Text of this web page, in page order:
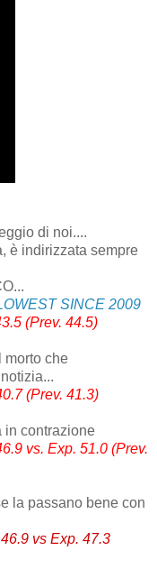
di noi....
è indirizzata sempre
SINCE 2009
(Prev. 44.5)
morto che
(Prev. 41.3)
in contrazione
vs. Exp. 51.0 (Prev.
la passano bene con
vs Exp. 47.3